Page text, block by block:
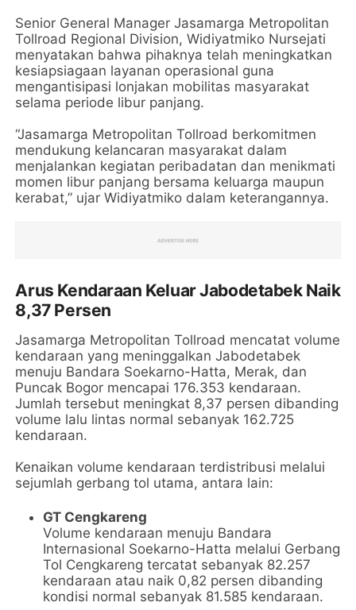
Senior General Manager Jasamarga Metropolitan
Tollroad Regional Division, Widiyatmiko Nursejati
menyatakan bahwa pihaknya telah meningkatkan
kesiapsiagaan layanan operasional guna
mengantisipasi lonjakan mobilitas masyarakat
selama periode libur panjang.
“Jasamarga Metropolitan Tollroad berkomitmen
mendukung kelancaran masyarakat dalam
menjalankan kegiatan peribadatan dan menikmati
momen libur panjang bersama keluarga maupun
kerabat,” ujar Widiyatmiko dalam keterangannya.
Arus Kendaraan Keluar Jabodetabek Naik
8,37 Persen
Jasamarga Metropolitan Tollroad mencatat volume
kendaraan yang meninggalkan Jabodetabek
menuju Bandara Soekarno-Hatta, Merak, dan
Puncak Bogor mencapai 176.353 kendaraan.
Jumlah tersebut meningkat 8,37 persen dibanding
volume lalu lintas normal sebanyak 162.725
kendaraan.
Kenaikan volume kendaraan terdistribusi melalui
sejumlah gerbang tol utama, antara lain:
GT Cengkareng
Volume kendaraan menuju Bandara
Internasional Soekarno-Hatta melalui Gerbang
Tol Cengkareng tercatat sebanyak 82.257
kendaraan atau naik 0,82 persen dibanding
kondisi normal sebanyak 81.585 kendaraan.